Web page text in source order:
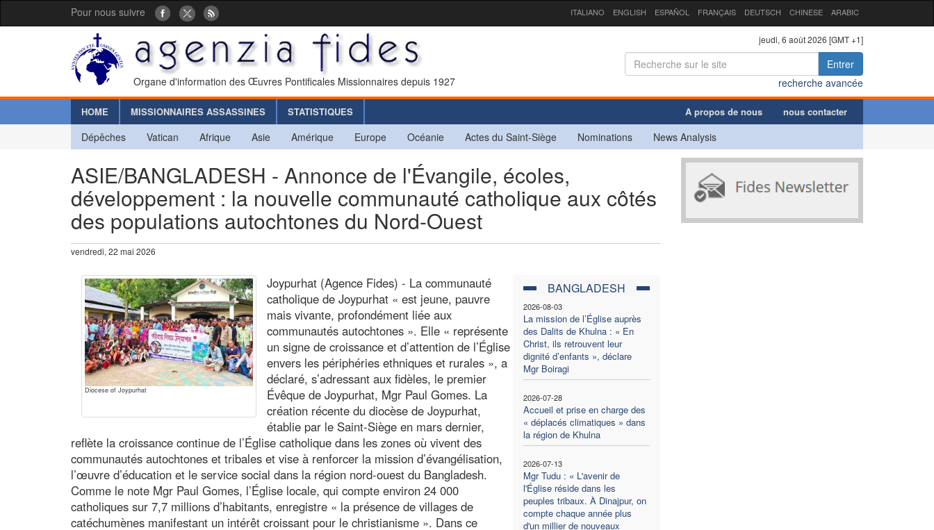
Pour nous suivre ITALIANO ENGLISH ESPAÑOL FRANÇAIS DEUTSCH CHINESE ARABIC
Organe d'information des Œuvres Pontificales Missionnaires depuis 1927
jeudi, 6 août 2026 [GMT +1]
Entrer
recherche avancée
HOME MISSIONNAIRES ASSASSINES STATISTIQUES A propos de nous nous contacter
Dépêches Vatican Afrique Asie Amérique Europe Océanie Actes du Saint-Siège Nominations News Analysis
ASIE/BANGLADESH - Annonce de l'Évangile, écoles,
développement : la nouvelle communauté catholique aux côtés
des populations autochtones du Nord-Ouest
vendredi, 22 mai 2026
Diocese of Joypurhat
BANGLADESH
2026-08-03
La mission de l’Église auprès
des Dalits de Khulna : « En
Christ, ils retrouvent leur
dignité d’enfants », déclare
Mgr Boiragi
2026-07-28
Accueil et prise en charge des
« déplacés climatiques » dans
la région de Khulna
2026-07-13
Mgr Tudu : « L'avenir de
l'Église réside dans les
peuples tribaux. À Dinajpur, on
compte chaque année plus
d'un millier de nouveaux
Joypurhat (Agence Fides) - La communauté
catholique de Joypurhat « est jeune, pauvre
mais vivante, profondément liée aux
communautés autochtones ». Elle « représente
un signe de croissance et d’attention de l’Église
envers les périphéries ethniques et rurales », a
déclaré, s’adressant aux fidèles, le premier
Évêque de Joypurhat, Mgr Paul Gomes. La
création récente du diocèse de Joypurhat,
établie par le Saint-Siège en mars dernier,
reflète la croissance continue de l’Église catholique dans les zones où vivent des
communautés autochtones et tribales et vise à renforcer la mission d’évangélisation,
l’œuvre d’éducation et le service social dans la région nord-ouest du Bangladesh.
Comme le note Mgr Paul Gomes, l’Église locale, qui compte environ 24 000
catholiques sur 7,7 millions d’habitants, enregistre « la présence de villages de
catéchumènes manifestant un intérêt croissant pour le christianisme ». Dans ce